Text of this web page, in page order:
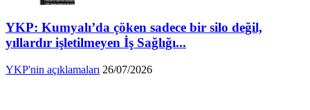
YKP: Kumyalı’da çöken sadece bir silo değil,
yıllardır işletilmeyen İş Sağlığı...
YKP'nin açıklamaları 26/07/2026